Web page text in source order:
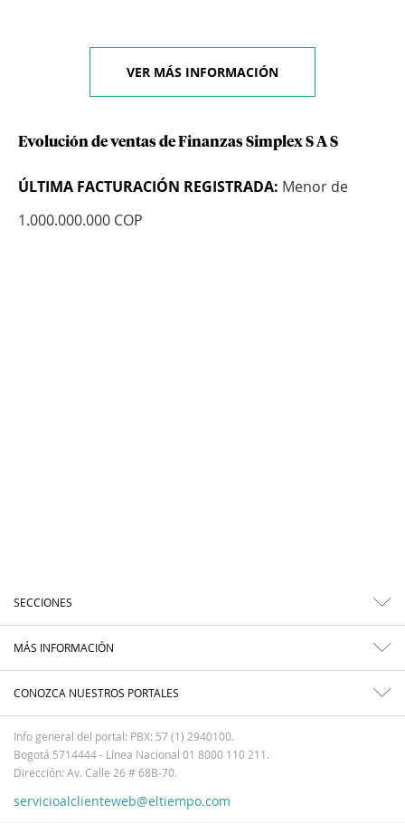
VER MÁS INFORMACIÓN
Evolución de ventas de Finanzas Simplex S A S
ÚLTIMA FACTURACIÓN REGISTRADA: Menor de
1.000.000.000 COP
SECCIONES
MÁS INFORMACIÓN
CONOZCA NUESTROS PORTALES
Info general del portal: PBX: 57 (1) 2940100.
Bogotá 5714444 - Línea Nacional 01 8000 110 211.
Dirección: Av. Calle 26 # 68B-70.
servicioalclienteweb@eltiempo.com